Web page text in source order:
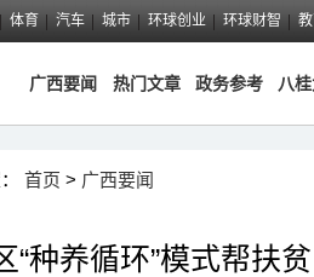
体育 汽车 城市 环球创业 环球财智
广西要闻 热门文章 政务参考 八
首页 > 广西要闻
“种养循环”模式帮扶